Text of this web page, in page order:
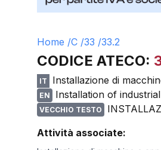
Home /C /33 /33.2
CODICE ATECO:
IT Installazione di
EN Installation of
VECCHIO TESTO
Attività associate: